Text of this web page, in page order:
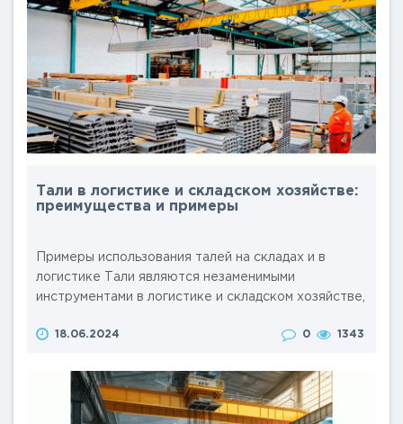
Тали в логистике и складском хозяйстве:
преимущества и примеры
Примеры использования талей на складах и в
логистике Тали являются незаменимыми
инструментами в логистике и складском хозяйстве,
минимальными усилиями. Их использование
складах и в логистических центрах. Рассмотрим
несколько примеров использования талей на
складах и в логистике. Подъём и перемещение
18.06.2024 0 1343